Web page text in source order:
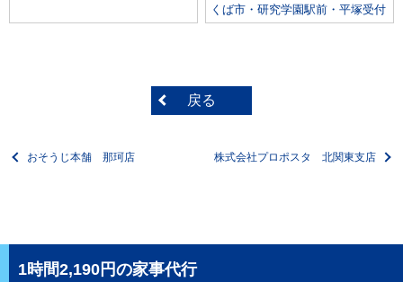
くば市・研究学園駅前・平塚受付
戻る
おそうじ本舗 那珂店 株式会社プロポスタ 北関東支店
1時間2,190円の家事代行